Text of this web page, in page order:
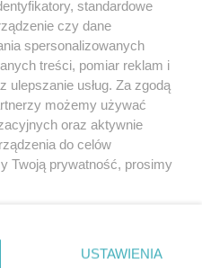
Szczeciński sp. z o.o.
standardowe
czy dane
spersonalizowanych
treści, pomiar reklam i
ulepszanie usług. Za zgodą
możemy używać
oraz aktywnie
do celów
Twoją prywatność, prosimy
dolnym rogu strony
danych nie wymagają
USTAWIENIA